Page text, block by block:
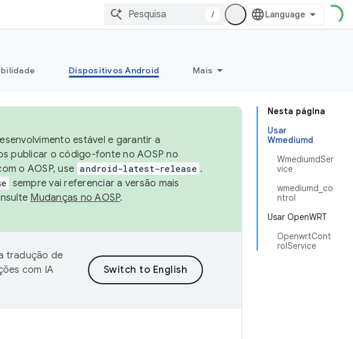
/
Dispositivos Android Mais
Nesta página
Usar
Wmediumd
WmediumdSer
vice
wmediumd_co
ntrol
Usar OpenWRT
OpenwrtCont
rolService
estável e garantir a
publicar o código-fonte no AOSP no
o AOSP, use android-latest-release .
sempre vai referenciar a versão mais
Mudanças no AOSP.
tradução de
com IA